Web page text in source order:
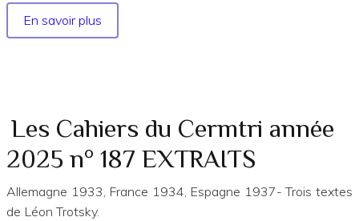
En savoir plus
Les
année
2025
n°
EXTRAITS
Les Cahiers du Cermtri année
2025 n° 187 EXTRAITS
Allemagne 1933, France 1934, Espagne 1937- Trois textes
de Léon Trotsky.